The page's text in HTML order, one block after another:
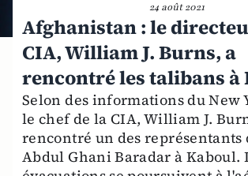
24 août 2021
Afghanistan : le
CIA, William J. Burns, a
rencontré les talibans à
Selon des informations du New
le chef de la CIA, William J.
rencontré un des représentants
Abdul Ghani Baradar à Kaboul.